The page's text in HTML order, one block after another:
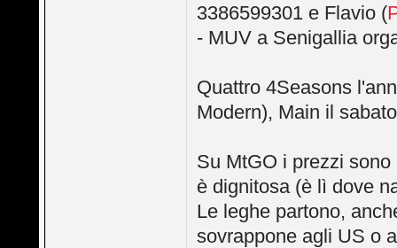
3386599301 e Flavio (
- MUV a Senigallia
Quattro 4Seasons
Modern), Main il
Su MtGO i prezzi
è dignitosa (è lì dove
Le leghe partono,
sovrappone agli US o